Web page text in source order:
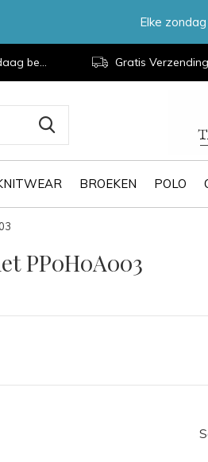
BROEKEN POLO
Gratis Verzending
Elke
PP0H0A003